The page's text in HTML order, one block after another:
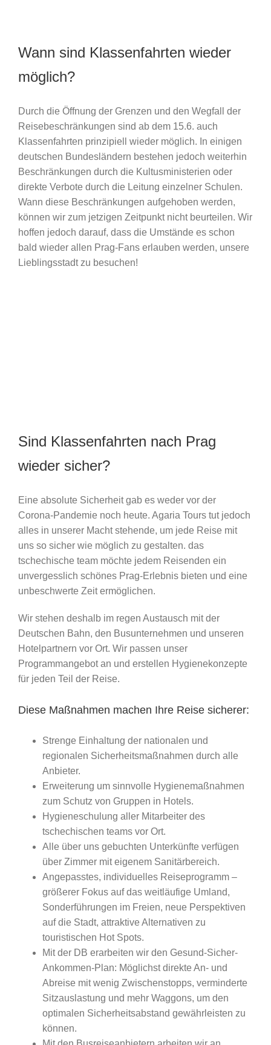
Wann sind Klassenfahrten wieder
möglich?
Durch die Öffnung der Grenzen und den Wegfall der
Reisebeschränkungen sind ab dem 15.6. auch
Klassenfahrten prinzipiell wieder möglich. In einigen
deutschen Bundesländern bestehen jedoch weiterhin
Beschränkungen durch die Kultusministerien oder
direkte Verbote durch die Leitung einzelner Schulen.
Wann diese Beschränkungen aufgehoben werden,
können wir zum jetzigen Zeitpunkt nicht beurteilen. Wir
hoffen jedoch darauf, dass die Umstände es schon
bald wieder allen Prag-Fans erlauben werden, unsere
Lieblingsstadt zu besuchen!
Sind Klassenfahrten nach Prag
wieder sicher?
Eine absolute Sicherheit gab es weder vor der
Corona-Pandemie noch heute. Agaria Tours tut jedoch
alles in unserer Macht stehende, um jede Reise mit
uns so sicher wie möglich zu gestalten. das
tschechische team möchte jedem Reisenden ein
unvergesslich schönes Prag-Erlebnis bieten und eine
unbeschwerte Zeit ermöglichen.
Wir stehen deshalb im regen Austausch mit der
Deutschen Bahn, den Busunternehmen und unseren
Hotelpartnern vor Ort. Wir passen unser
Programmangebot an und erstellen Hygienekonzepte
für jeden Teil der Reise.
Diese Maßnahmen machen Ihre Reise sicherer:
Strenge Einhaltung der nationalen und
regionalen Sicherheitsmaßnahmen durch alle
Anbieter.
Erweiterung um sinnvolle Hygienemaßnahmen
zum Schutz von Gruppen in Hotels.
Hygieneschulung aller Mitarbeiter des
tschechischen teams vor Ort.
Alle über uns gebuchten Unterkünfte verfügen
über Zimmer mit eigenem Sanitärbereich.
Angepasstes, individuelles Reiseprogramm –
größerer Fokus auf das weitläufige Umland,
Sonderführungen im Freien, neue Perspektiven
auf die Stadt, attraktive Alternativen zu
touristischen Hot Spots.
Mit der DB erarbeiten wir den Gesund-Sicher-
Ankommen-Plan: Möglichst direkte An- und
Abreise mit wenig Zwischenstopps, verminderte
Sitzauslastung und mehr Waggons, um den
optimalen Sicherheitsabstand gewährleisten zu
können.